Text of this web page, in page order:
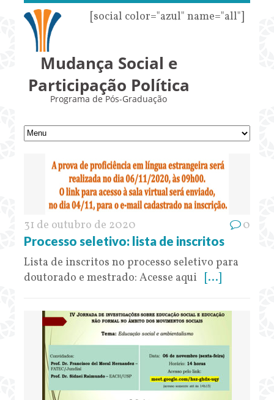
[social color="azul" name="all"]
Mudança Social e
Participação Política
Programa de Pós-Graduação
31 de outubro de 2020 0
Processo seletivo: lista de inscritos
Lista de inscritos no processo seletivo para
doutorado e mestrado: Acesse aqui [...]